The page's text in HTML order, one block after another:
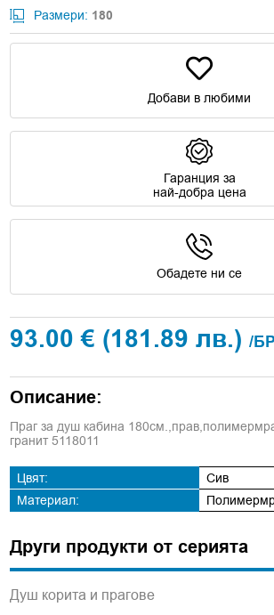
Размери: 180
Добави в любими
Гаранция за
най-добра цена
Обадете ни се
93.00 € (181.89 лв.) /
Описание:
Праг за душ кабина
гранит 5118011
Цвят:
Сив
Материал:
Други продукти от серията
Душ корита и прагове